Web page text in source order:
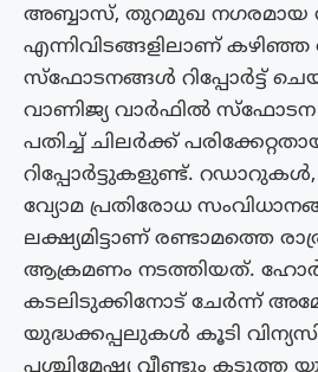
അബ്ബാസ്, തുറമുഖ നഗരമായ
എന്നിവിടങ്ങളിലാണ് കഴിഞ്ഞ
സ്ഫോടനങ്ങൾ റിപ്പോർട്ട്
വാണിജ്യ വാർഫിൽ
പതിച്ച് ചിലർക്ക്
റിപ്പോർട്ടുകളുണ്ട്.
വ്യോമ പ്രതിരോധ
ലക്ഷ്യമിട്ടാണ് രണ്ടാമത്തെ
ആക്രമണം നടത്തിയത്.
കടലിടുക്കിനോട് ചേർന്ന്
യുദ്ധക്കപ്പലുകൾ കൂടി